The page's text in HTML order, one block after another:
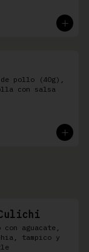
de pollo (40g),
con salsa
con aguacate,
tampico y